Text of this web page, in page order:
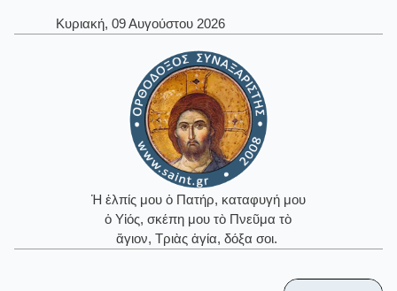
Κυριακή, 09 Αυγούστου 2026
Ἡ ἐλπίς μου ὁ Πατήρ, καταφυγή μου
ὁ Υἱός, σκέπη μου τὸ Πνεῦμα τὸ
ἅγιον, Τριὰς ἁγία, δόξα σοι.